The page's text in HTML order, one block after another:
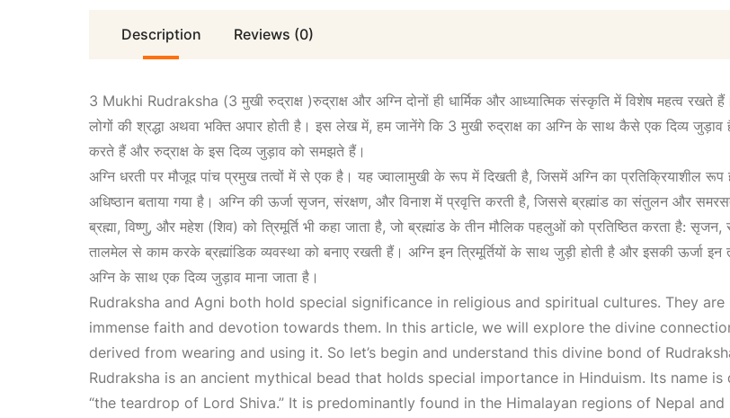
9
9
.
0
0
.
Description Reviews (0)
3 Mukhi Rudraksha (3 मुखी रुद्राक्ष )रुद्राक्ष और अग्नि दोनों ही धार्मिक और आध्यात्मिक संस्कृति में विशेष महत्व रखते
लोगों की श्रद्धा अथवा भक्ति अपार होती है। इस लेख में, हम जानेंगे कि 3 मुखी रुद्राक्ष का अग्नि के साथ कैसे एक दिव्य
करते हैं और रुद्राक्ष के इस दिव्य जुड़ाव को समझते हैं।
अग्नि धरती पर मौजूद पांच प्रमुख तत्वों में से एक है। यह ज्वालामुखी के रूप में दिखती है, जिसमें अग्नि का प्रतिक्रियाशील रूप
अधिष्ठान बताया गया है। अग्नि की ऊर्जा सृजन, संरक्षण, और विनाश में प्रवृत्ति करती है, जिससे ब्रह्मांड का संतुलन और
ब्रह्मा, विष्णु, और महेश (शिव) को त्रिमूर्ति भी कहा जाता है, जो ब्रह्मांड के तीन मौलिक पहलुओं को प्रतिष्ठित करता है:
तालमेल से काम करके ब्रह्मांडिक व्यवस्था को बनाए रखती हैं। अग्नि इन त्रिमूर्तियों के साथ जुड़ी होती है और इसकी ऊर्जा
अग्नि के साथ एक दिव्य जुड़ाव माना जाता है।
Rudraksha and Agni both hold special significance in religious and spiritual cultures. They
immense faith and devotion towards them. In this article, we will explore the divine
derived from wearing and using it. So let’s begin and understand this divine bond of
Rudraksha is an ancient mythical bead that holds special importance in Hinduism. Its name
“the teardrop of Lord Shiva.” It is predominantly found in the Himalayan regions of Nepal